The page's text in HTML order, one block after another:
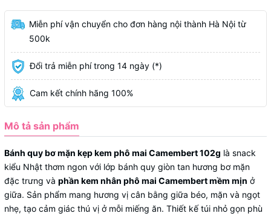
Miễn phí vận chuyển cho đơn hàng nội thành Hà Nội từ
500k
Đổi trả miễn phí trong 14 ngày (*)
Cam kết chính hãng 100%
Mô tả sản phẩm
Bánh quy bơ mặn kẹp kem phô mai Camembert 102g là snack
kiểu Nhật thơm ngon với lớp bánh quy giòn tan hương bơ mặn
đặc trưng và phần kem nhân phô mai Camembert mềm mịn ở
giữa. Sản phẩm mang hương vị cân bằng giữa béo, mặn và ngọt
nhẹ, tạo cảm giác thú vị ở mỗi miếng ăn. Thiết kế túi nhỏ gọn phù